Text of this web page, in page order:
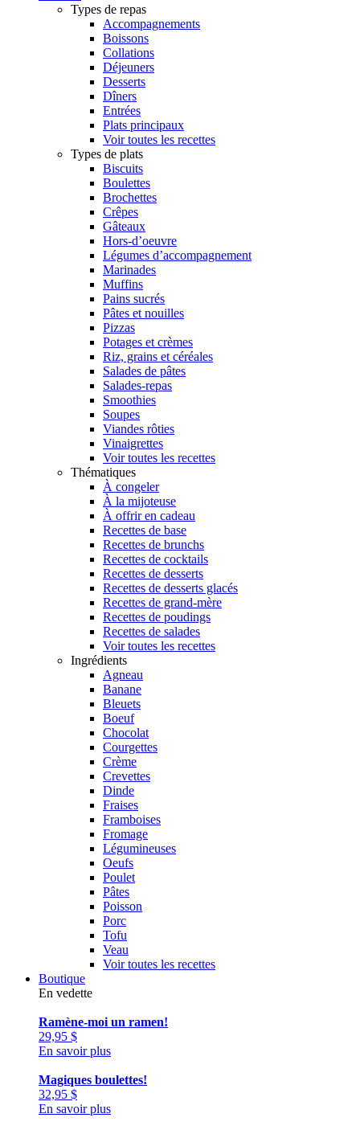
Types de repas
Accompagnements
Boissons
Collations
Déjeuners
Desserts
Dîners
Entrées
Plats principaux
Voir toutes les recettes
Types de plats
Biscuits
Boulettes
Brochettes
Crêpes
Gâteaux
Hors-d’oeuvre
Légumes d’accompagnement
Marinades
Muffins
Pains sucrés
Pâtes et nouilles
Pizzas
Potages et crèmes
Riz, grains et céréales
Salades de pâtes
Salades-repas
Smoothies
Soupes
Viandes rôties
Vinaigrettes
Voir toutes les recettes
Thématiques
À congeler
À la mijoteuse
À offrir en cadeau
Recettes de base
Recettes de brunchs
Recettes de cocktails
Recettes de desserts
Recettes de desserts glacés
Recettes de grand-mère
Recettes de poudings
Recettes de salades
Voir toutes les recettes
Ingrédients
Agneau
Banane
Bleuets
Boeuf
Chocolat
Courgettes
Crème
Crevettes
Dinde
Fraises
Framboises
Fromage
Légumineuses
Oeufs
Poulet
Pâtes
Poisson
Porc
Tofu
Veau
Voir toutes les recettes
Boutique
En vedette
Ramène-moi un ramen!
29,95 $
En savoir plus
Magiques boulettes!
32,95 $
En savoir plus